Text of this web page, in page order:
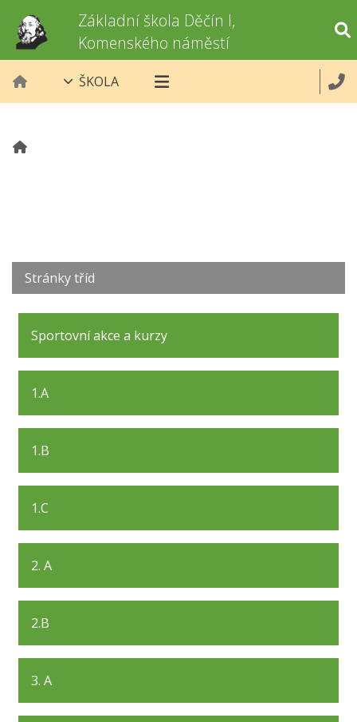
Základní škola Děčín I,
Komenského náměstí
ŠKOLA
Stránky tříd
Sportovní akce a kurzy
1.A
1.B
1.C
2. A
2.B
3. A